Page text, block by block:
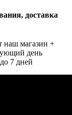
доставка
наш магазин +
день
7 дней